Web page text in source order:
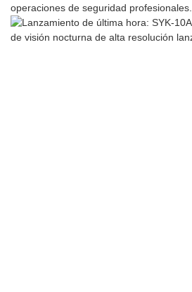
operaciones de seguridad profesionales.